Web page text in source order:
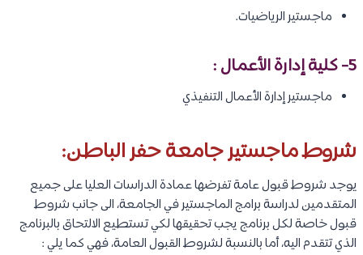
ماجستير الرياضيات.
5- كلية إدارة الأعمال :
ماجستير إدارة الأعمال التنفيذي
شروط ماجستير جامعة حفر الباطن:
يوجد شروط قبول عامة تفرضها عمادة الدراسات العليا على جميع
المتقدمين لدراسة برامج الماجستير في الجامعة، الى جانب شروط
قبول خاصة لكل برنامج يجب تحقيقها لكي تستطيع الالتحاق بالبرنامج
الذي تتقدم اليه، أما بالنسبة لشروط القبول العامة، فهي كما يلي :